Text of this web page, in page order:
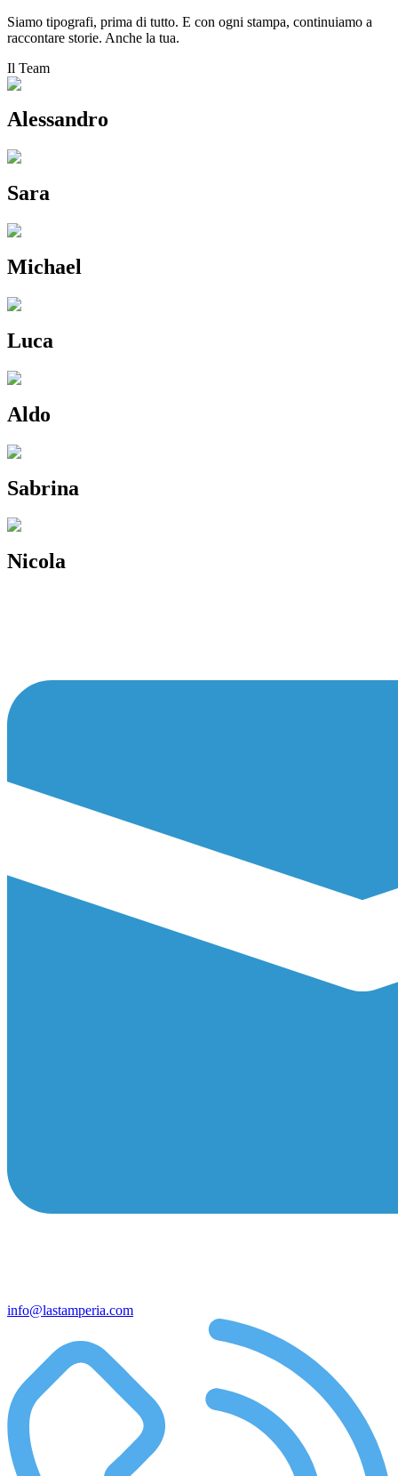
Siamo tipografi, prima di tutto. E con ogni stampa, continuiamo a
raccontare storie. Anche la tua.
Il Team
Alessandro
Sara
Michael
Luca
Aldo
Sabrina
Nicola
info@lastamperia.com